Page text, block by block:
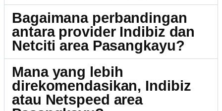
Bagaimana perbandingan
antara provider Indibiz dan
Netciti area Pasangkayu?
Mana yang lebih
direkomendasikan, Indibiz
atau Netspeed area